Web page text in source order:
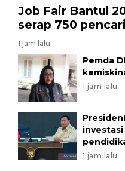
Job Fair Bantul
serap 750
1 jam lalu
Pemda
1 jam lalu
1 jam lalu